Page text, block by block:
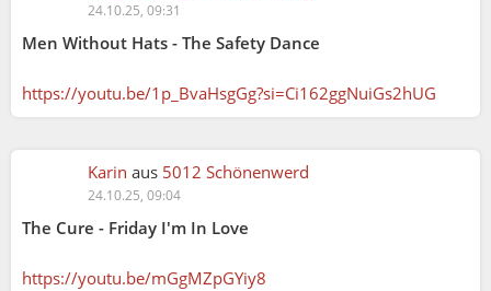
24.10.25, 09:31
Men Without Hats - The Safety Dance
https://youtu.be/1p_BvaHsgGg?si=Ci162ggNuiGs2hUG
Karin aus 5012 Schönenwerd
24.10.25, 09:04
The Cure - Friday I'm In Love
https://youtu.be/mGgMZpGYiy8